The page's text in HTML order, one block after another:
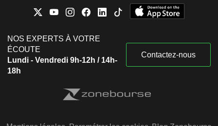
NOS EXPERTS À VOTRE
ÉCOUTE
Lundi - Vendredi 9h-12h / 14h-
18h
Contactez-nous